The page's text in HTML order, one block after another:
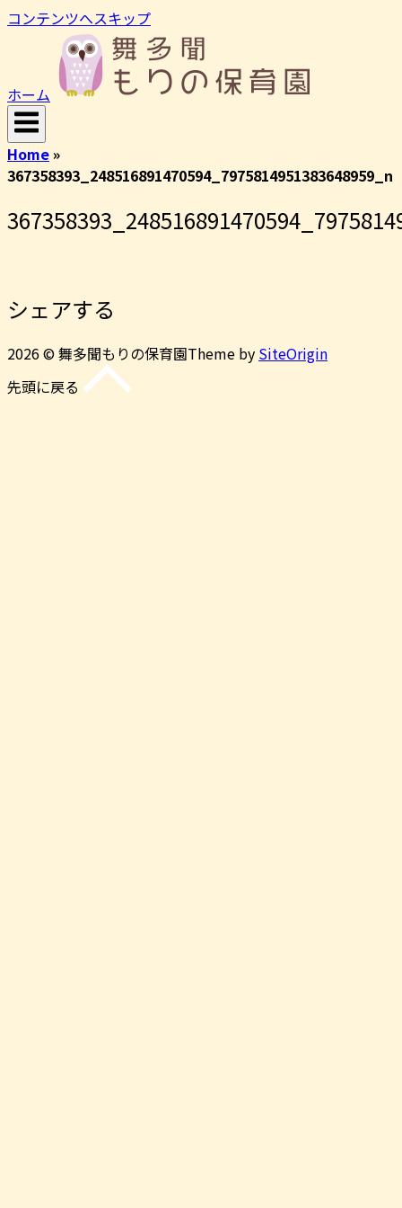
コンテンツへスキップ
ホーム
Home»
367358393_248516891470594_7975814951383648959_n
シェアする
2026 © 舞多聞もりの保育園Theme by SiteOrigin
先頭に戻る